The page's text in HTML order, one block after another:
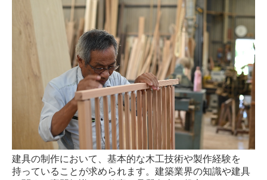
建具の制作において、基本的な木工技術や製作経験を
持っていることが求められます。建築業界の知識や建具